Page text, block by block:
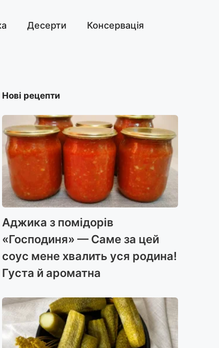
Десерти Консервація
Нові рецепти
Аджика з помідорів
«Господиня» — Саме за цей
соус мене хвалить уся родина!
Густа й ароматна